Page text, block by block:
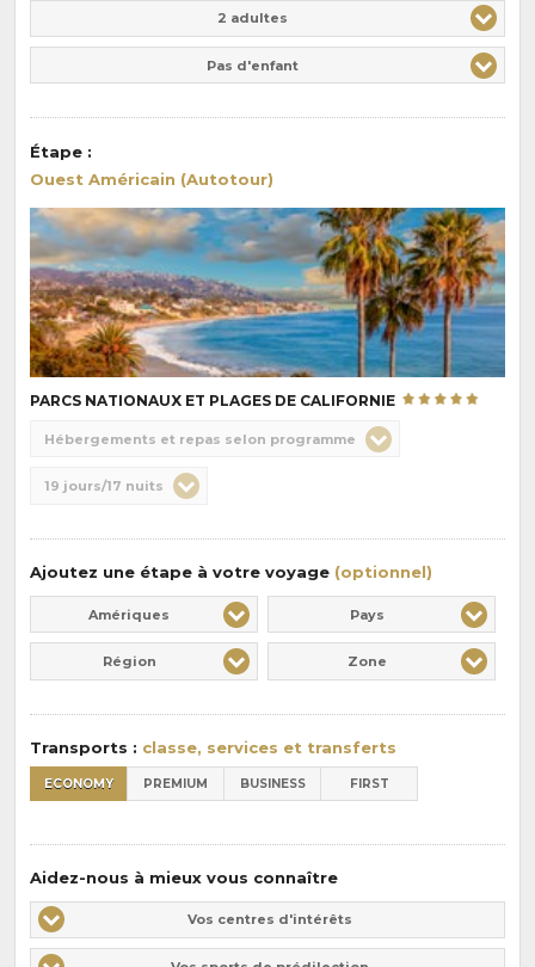
2 adultes
Pas d'enfant
Étape :
Ouest Américain (Autotour)
PARCS NATIONAUX ET PLAGES DE CALIFORNIE
:
Hébergements et repas selon programme
Durée
19 jours/17 nuits
Ajoutez une étape à votre voyage (optionnel)
Amériques Pays
Région Zone
Transports : classe, services et transferts
ECONOMY PREMIUM BUSINESS FIRST
Aidez-nous à mieux vous connaître
Vos
centres
Vos centres d'intérêts
Vos